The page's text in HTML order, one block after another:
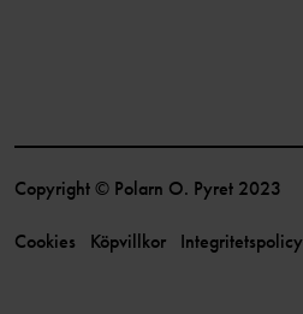
Copyright © Polarn O. Pyret 2023
Cookies Köpvillkor Integritetspolicy